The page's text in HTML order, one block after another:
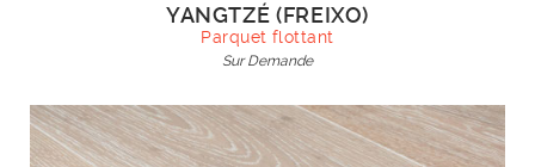
YANGTZÉ (FREIXO)
Parquet flottant
Sur Demande